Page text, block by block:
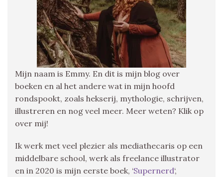
Mijn naam is Emmy. En dit is mijn blog over
boeken en al het andere wat in mijn hoofd
rondspookt, zoals hekserij, mythologie, schrijven,
illustreren en nog veel meer. Meer weten? Klik op
over mij!
Ik werk met veel plezier als mediathecaris op een
middelbare school, werk als freelance illustrator
en in 2020 is mijn eerste boek, ‘Supernerd‘,